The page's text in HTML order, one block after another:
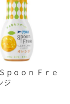
ｐｏｏｎ Ｆｒｅ
ジ